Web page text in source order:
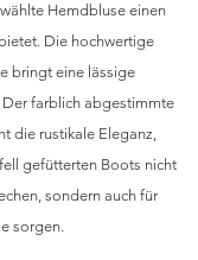
Hemdbluse einen
Die hochwertige
bringt eine lässige
farblich abgestimmte
die rustikale Eleganz,
gefütterten Boots nicht
sondern auch für
sorgen.